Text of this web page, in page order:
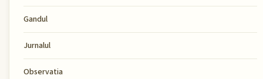
Gandul
Jurnalul
Observatia